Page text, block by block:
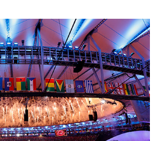
る学ぶ
ュース
問い合わせ・お申し込み
・研究